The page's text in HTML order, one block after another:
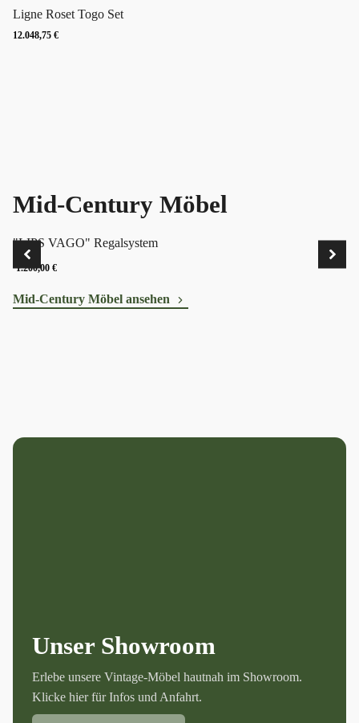
Ligne Roset Togo Set
12.048,75 €
Mid-Century Möbel
"LIPS VAGO" Regalsystem
1.200,00€
Mid-Century Möbel ansehen
Unser Showroom
Erlebe unsere Vintage-Möbel hautnah im Showroom.
Klicke hier für Infos und Anfahrt.